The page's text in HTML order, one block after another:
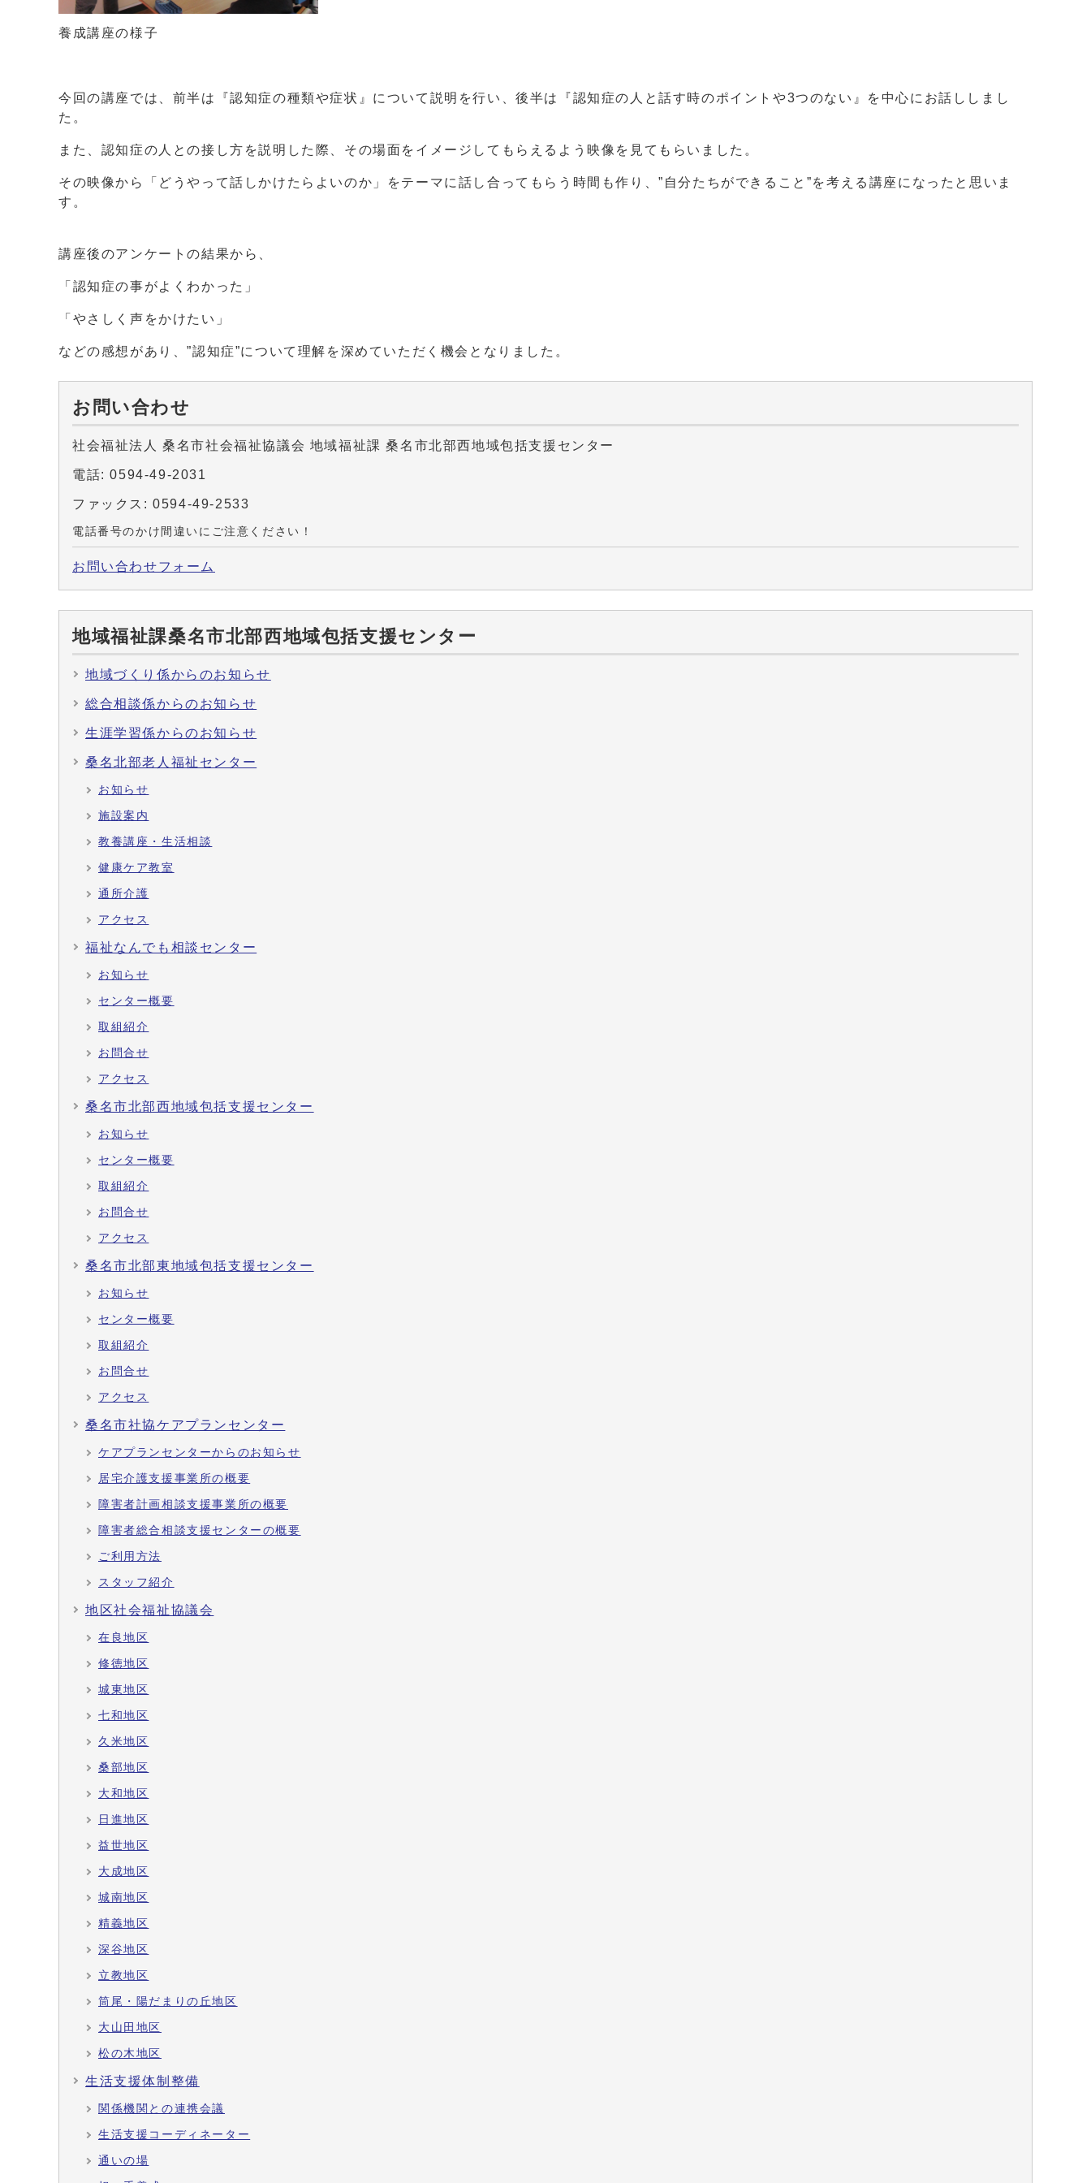
養成講座の様子
今回の講座では、前半は『認知症の種類や症状』について説明を行い、後半は『認知症の人と話す時のポイントや3つのない』を中心にお話ししまし
た。
また、認知症の人との接し方を説明した際、その場面をイメージしてもらえるよう映像を見てもらいました。
その映像から「どうやって話しかけたらよいのか」をテーマに話し合ってもらう時間も作り、”自分たちができること”を考える講座になったと思いま
す。
講座後のアンケートの結果から、
「認知症の事がよくわかった」
「やさしく声をかけたい」
などの感想があり、”認知症”について理解を深めていただく機会となりました。
お問い合わせ
社会福祉法人 桑名市社会福祉協議会 地域福祉課 桑名市北部西地域包括支援センター
電話: 0594-49-2031
ファックス: 0594-49-2533
電話番号のかけ間違いにご注意ください！
お問い合わせフォーム
地域福祉課桑名市北部西地域包括支援センター
地域づくり係からのお知らせ
総合相談係からのお知らせ
生涯学習係からのお知らせ
桑名北部老人福祉センター
お知らせ
施設案内
教養講座・生活相談
健康ケア教室
通所介護
アクセス
福祉なんでも相談センター
お知らせ
センター概要
取組紹介
お問合せ
アクセス
桑名市北部西地域包括支援センター
お知らせ
センター概要
取組紹介
お問合せ
アクセス
桑名市北部東地域包括支援センター
お知らせ
センター概要
取組紹介
お問合せ
アクセス
桑名市社協ケアプランセンター
ケアプランセンターからのお知らせ
居宅介護支援事業所の概要
障害者計画相談支援事業所の概要
障害者総合相談支援センターの概要
ご利用方法
スタッフ紹介
地区社会福祉協議会
在良地区
修徳地区
城東地区
七和地区
久米地区
桑部地区
大和地区
日進地区
益世地区
大成地区
城南地区
精義地区
深谷地区
立教地区
筒尾・陽だまりの丘地区
大山田地区
松の木地区
生活支援体制整備
関係機関との連携会議
生活支援コーディネーター
通いの場